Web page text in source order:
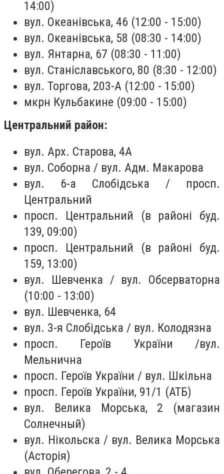
14:00)
вул. Океанівська, 46 (12:00 - 15:00)
вул. Океанівська, 58 (08:30 - 14:00)
вул. Янтарна, 67 (08:30 - 11:00)
вул. Станіславського, 80 (8:30 - 12:00)
вул. Торгова, 203-А (12:00 - 15:00)
мкрн Кульбакине (09:00 - 15:00)
Центральний район:
вул. Арх. Старова, 4А
вул. Соборна / вул. Адм. Макарова
вул. 6-а Слобідська / просп.
Центральний
просп. Центральний (в районі буд.
139, 09:00)
просп. Центральний (в районі буд.
159, 13:00)
вул. Шевченка / вул. Обсерваторна
(10:00 - 13:00)
вул. Шевченка, 64
вул. 3-я Слобідська / вул. Колодязна
просп. Героїв України /вул.
Мельнична
просп. Героїв України / вул. Шкільна
просп. Героїв України, 91/1 (АТБ)
вул. Велика Морська, 2 (магазин
Солнечный)
вул. Нікольска / вул. Велика Морська
(Асторія)